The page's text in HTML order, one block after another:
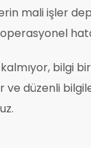
mali işler
bilgi
düzenli